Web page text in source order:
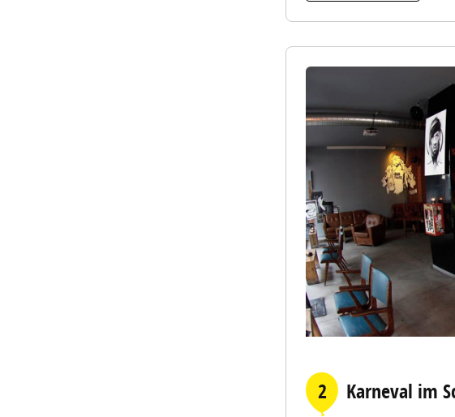
2 Karneval im